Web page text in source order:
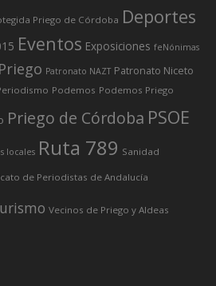
Priego de Córdoba Deportes
Eventos Exposiciones feNónimas
Patronato NAZT Patronato Niceto
Podemos Podemos Priego
Priego de Córdoba PSOE
locales Ruta 789 Sanidad
de Periodistas de Andalucía
Vecinos de Priego y Aldeas